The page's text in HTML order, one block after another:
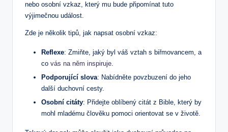
nebo osobní vzkaz, který mu bude‌ připomínat tuto
výjimečnou událost.
Zde je ⁢několik tipů, jak‌ napsat ⁤osobní vzkaz:
Reflexe: ​Zmiňte, jaký byl ⁣váš vztah s ⁣biřmovancem, a
co vás na něm inspiruje.
Podporující slova: Nabídněte povzbuzení do jeho
další duchovní cesty.
Osobní‍ citáty:‌ Přidejte oblíbený citát ⁤z Bible, který⁢ by​
mohl mladému člověku pomoci orientovat⁢ se v životě.